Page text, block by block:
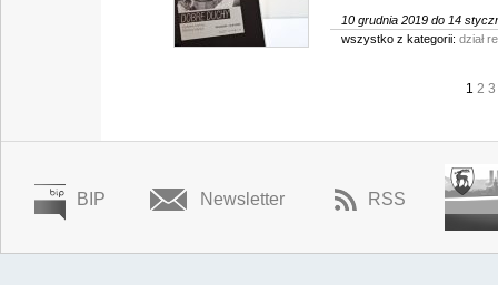
10 grudnia 2019 do 14
wszystko z kategorii: dział
1 2 3
BIP Newsletter RSS